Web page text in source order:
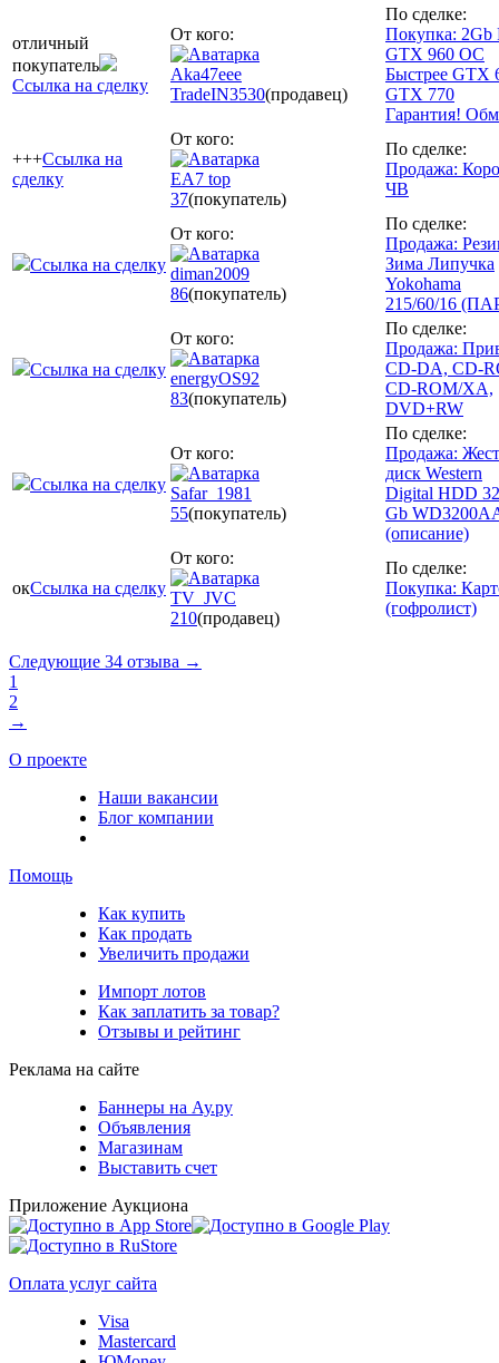
отличный
покупатель
Ссылка на сделку
От кого:
Aka47eee
TradeIN3530(продавец)
По сделке:
Покупка: 2Gb
GTX 960 OC
Быстрее GTX
GTX 770
Гарантия!
+++Ссылка на
сделку
От кого:
EA7 top
37(покупатель)
По сделке:
Продажа:
ЧВ
Ссылка на сделку
От кого:
diman2009
86(покупатель)
По сделке:
Продажа:
Зима Липучка
Yokohama
215/60/16
Ссылка на сделку
От кого:
energyOS92
83(покупатель)
По сделке:
Продажа:
CD-DA, CD-
CD-ROM/XA,
DVD+RW
Ссылка на сделку
От кого:
Safar_1981
55(покупатель)
По сделке:
Продажа:
диск Western
Digital HDD
Gb
(описание)
окСсылка на сделку
От кого:
TV_JVC
210(продавец)
По сделке:
Покупка:
(гофролист)
Следующие 34 отзыва →
1
2
→
О проекте
Наши вакансии
Блог компании
Помощь
Как купить
Как продать
Увеличить продажи
Импорт лотов
Как заплатить за товар?
Отзывы и рейтинг
Реклама на сайте
Баннеры на Ау.ру
Объявления
Магазинам
Выставить счет
Приложение Аукциона
Оплата услуг сайта
Visa
Mastercard